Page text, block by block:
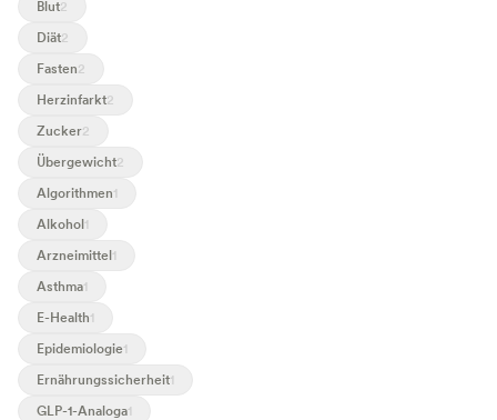
Blut2
Diät2
Fasten2
Herzinfarkt2
Zucker2
Übergewicht2
Algorithmen1
Alkohol 1
Arzneimittel 1
Asthma1
E-Health1
Epidemiologie1
Ernährungssicherheit1
GLP-1-Analoga1